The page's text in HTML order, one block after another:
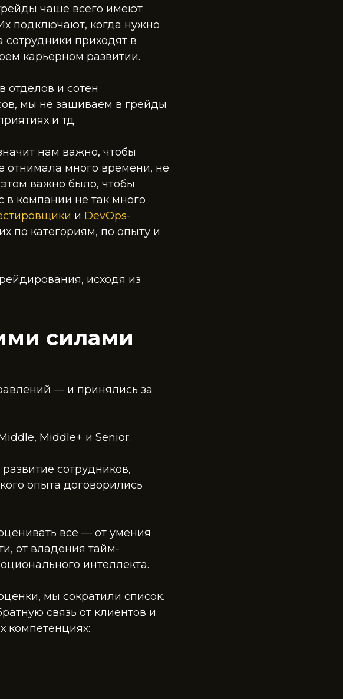
чаще всего имеют
подключают, когда нужно
приходят в
карьерном развитии.
отделов и сотен
мы не зашиваем в грейды
и тд.
нам важно, чтобы
отнимала много времени, не
важно было, чтобы
в компании не так много
и DevOps-
по категориям, по опыту и
исходя из
силами
— и принялись за
Middle+ и Senior.
сотрудников,
опыта договорились
все — от умения
от владения тайм-
интеллекта.
мы сократили список.
связь от клиентов и
компетенциях: